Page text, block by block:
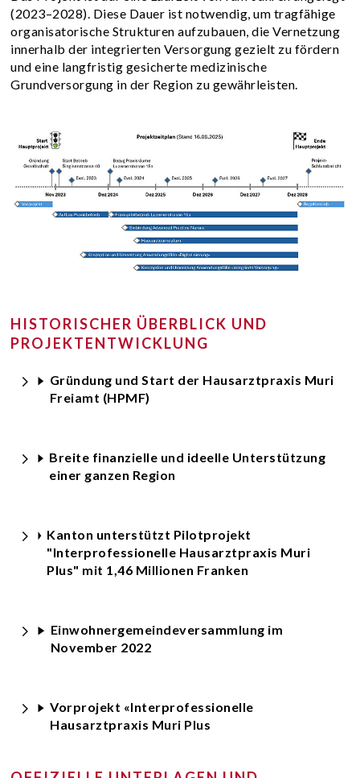
(2023–2028). Diese Dauer ist notwendig, um tragfähige
organisatorische Strukturen aufzubauen, die Vernetzung
innerhalb der integrierten Versorgung gezielt zu fördern
und eine langfristig gesicherte medizinische
Grundversorgung in der Region zu gewährleisten.
HISTORISCHER ÜBERBLICK UND
PROJEKTENTWICKLUNG
Gründung und Start der Hausarztpraxis Muri
Freiamt (HPMF)
Breite finanzielle und ideelle Unterstützung
einer ganzen Region
Kanton unterstützt Pilotprojekt
"Interprofessionelle Hausarztpraxis Muri
Plus" mit 1,46 Millionen Franken
Einwohnergemeindeversammlung im
November 2022
Vorprojekt «Interprofessionelle
Hausarztpraxis Muri Plus